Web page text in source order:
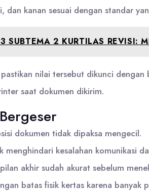
dan kanan sesuai dengan standar
SUBTEMA 2 KURTILAS REVISI:
nilai tersebut dikunci
saat dokumen dikirim.
dokumen tidak dipaksa mengecil.
kesalahan komunikasi
akhir sudah akurat sebelum
batas fisik kertas karena banyak